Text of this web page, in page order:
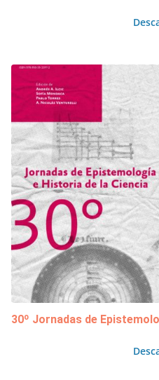
30º Jornadas de